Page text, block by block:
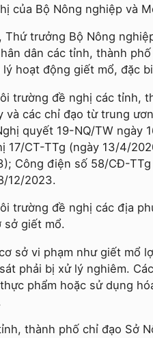
của Bộ Nông nghiệp và
trưởng Bộ Nông
dân các tỉnh, thành
hoạt động giết mổ, đặc
trường đề nghị các tỉnh,
và các chỉ đạo từ trung
quyết 19-NQ/TW ngày
17/CT-TTg (ngày 13/4/
Công điện số 58/CĐ-
12/2023.
trường đề nghị các địa
sở giết mổ.
sở vi phạm như giết mổ
phải bị xử lý nghiêm.
phẩm hoặc sử dụng
thành phố chỉ đạo Sở